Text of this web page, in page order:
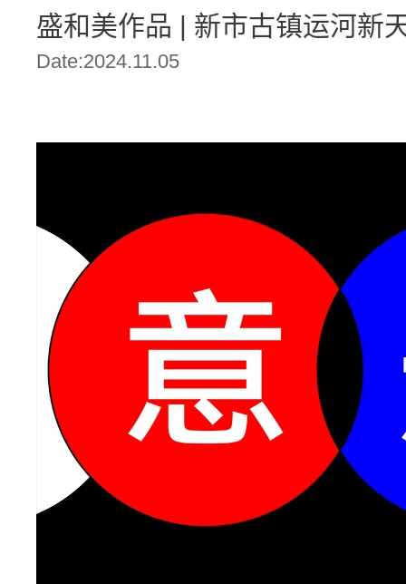
盛和美作品 | 新市古镇运河新
Date:2024.11.05